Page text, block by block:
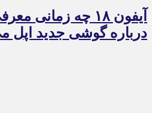
آیفون ۱۸ چه
درباره گوشی جدید اپل